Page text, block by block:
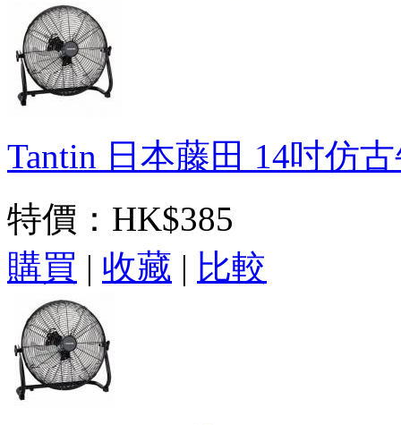
Tantin 日本藤田 14吋仿
特價： HK$385
購買 | 收藏 | 比較